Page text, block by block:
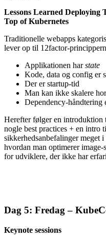
Lessons Learned Deploying
Top of Kubernetes
Traditionelle webapps
lever op til 12factor-
Applikationen harstate
Kode, data og config er
Der er startup-tid
Man kan ikke skalere
Dependency-håndtering
Herefter følger en introduktion
nogle best practices + en intro
sikkerhedsanbefalinger meget
hvordan man optimerer
for udviklere, der ikke har
Dag 5: Fredag –
Keynote sessions